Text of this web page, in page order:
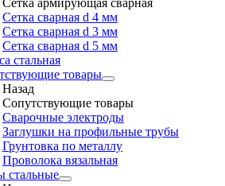
Сетка армирующая сварная
Сетка сварная d 4 мм
Сетка сварная d 3 мм
Сетка сварная d 5 мм
стальная
товары
Назад
Сопутствующие товары
Сварочные электроды
Заглушки на профильные трубы
Грунтовка по металлу
Проволока вязальная
стальные